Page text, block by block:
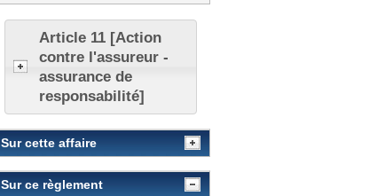
Article 11 [Action
contre l'assureur -
assurance de
responsabilité]
Sur cette affaire
Sur ce règlement